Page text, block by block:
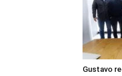
Gustavo